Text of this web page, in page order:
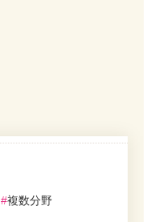
#複数分野